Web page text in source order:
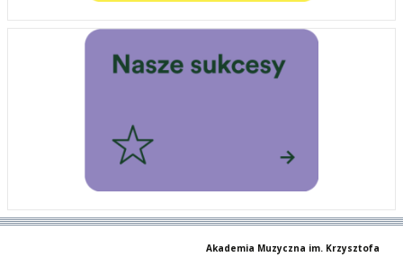
Akademia Muzyczna im. Krzysztofa